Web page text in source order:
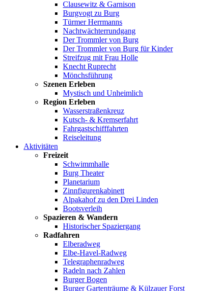
Clausewitz & Garnison
Burgvogt zu Burg
Türmer Herrmanns
Nachtwächterrundgang
Der Trommler von Burg
Der Trommler von Burg für Kinder
Streifzug mit Frau Holle
Knecht Ruprecht
Mönchsführung
Szenen Erleben
Mystisch und Unheimlich
Region Erleben
Wasserstraßenkreuz
Kutsch- & Kremserfahrt
Fahrgastschifffahrten
Reiseleitung
Aktivitäten
Freizeit
Schwimmhalle
Burg Theater
Planetarium
Zinnfigurenkabinett
Alpakahof zu den Drei Linden
Bootsverleih
Spazieren & Wandern
Historischer Spaziergang
Radfahren
Elberadweg
Elbe-Havel-Radweg
Telegraphenradweg
Radeln nach Zahlen
Burger Bogen
Burger Gartenträume & Külzauer Forst